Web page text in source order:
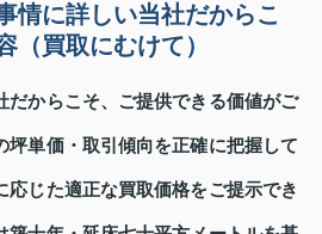
情に詳しい当社だからこ
（買取にむけて）
だからこそ、ご提供できる価値がご
坪単価・取引傾向を正確に把握して
応じた適正な買取価格をご提示でき